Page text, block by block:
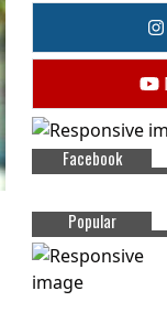
Facebook
Popular